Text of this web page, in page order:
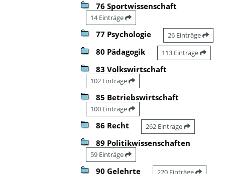
76 Sportwissenschaft
14 Einträge
77 Psychologie 26 Einträge
80 Pädagogik 113 Einträge
83 Volkswirtschaft
102 Einträge
85 Betriebswirtschaft
100 Einträge
86 Recht 262 Einträge
89 Politikwissenschaften
59 Einträge
90 Gelehrte 220 Einträge